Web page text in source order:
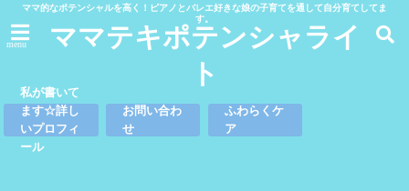
ママ的なポテンシャルを高く！ピアノとバレエ好きな娘の子育てを通して自分育てしてま
す。
menu
ママテキポテンシャライ
ト
私が書いて
ます☆詳し
いプロフィ
ール
お問い合わ
せ
ふわらくケ
ア